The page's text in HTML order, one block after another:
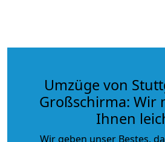
Umzüge von
Großschirma: Wir
Ihnen
Wir geben unser Bestes,